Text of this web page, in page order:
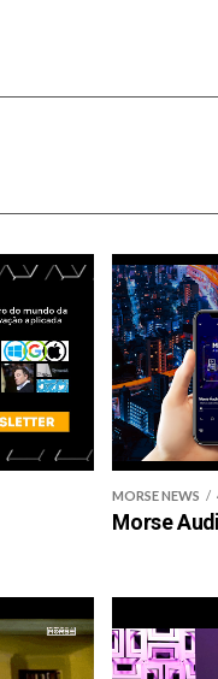
MORSE NEWS
Morse